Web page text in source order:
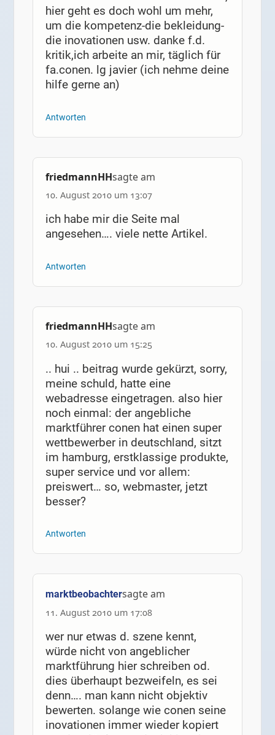
hier geht es doch wohl um mehr,
um die kompetenz-die bekleidung-
die inovationen usw. danke f.d.
kritik,ich arbeite an mir, täglich für
fa.conen. lg javier (ich nehme deine
hilfe gerne an)
Antworten
friedmannHHsagte am
10. August 2010 um 13:07
ich habe mir die Seite mal
angesehen…. viele nette Artikel.
Antworten
friedmannHHsagte am
10. August 2010 um 15:25
.. hui .. beitrag wurde gekürzt, sorry,
meine schuld, hatte eine
webadresse eingetragen. also hier
noch einmal: der angebliche
marktführer conen hat einen super
wettbewerber in deutschland, sitzt
im hamburg, erstklassige produkte,
super service und vor allem:
preiswert… so, webmaster, jetzt
besser?
Antworten
marktbeobachtersagte am
11. August 2010 um 17:08
wer nur etwas d. szene kennt,
würde nicht von angeblicher
marktführung hier schreiben od.
dies überhaupt bezweifeln, es sei
denn…. man kann nicht objektiv
bewerten. solange wie conen seine
inovationen immer wieder kopiert